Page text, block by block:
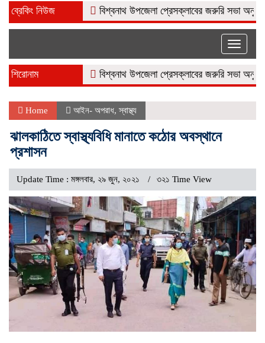
ব্রেকিং নিউজ বিশ্বনাথ উপজেলা প্রেসক্লাবের জরুরি সভা অনুষ্ঠিত
Toggle
শিরোনাম বিশ্বনাথ উপজেলা প্রেসক্লাবের জরুরি সভা অনুষ্ঠিত
Home আইন- অপরাধ, স্বাস্থ্য
ঝালকাঠিতে স্বাস্থ্যবিধি মানাতে কঠোর অবস্থানে
প্রশাসন
Update Time : মঙ্গলবার, ২৯ জুন, ২০২১ ৩২১ Time View